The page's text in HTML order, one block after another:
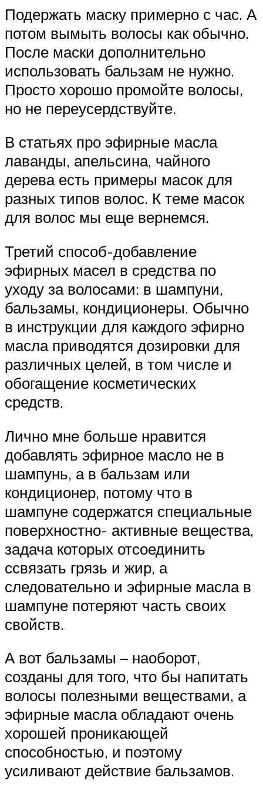
Подержать маску примерно с час. А
потом вымыть волосы как обычно.
После маски дополнительно
использовать бальзам не нужно.
Просто хорошо промойте волосы,
но не переусердствуйте.
В статьях про эфирные масла
лаванды, апельсина, чайного
дерева есть примеры масок для
разных типов волос. К теме масок
для волос мы еще вернемся.
Третий способ-добавление
эфирных масел в средства по
уходу за волосами: в шампуни,
бальзамы, кондиционеры. Обычно
в инструкции для каждого эфирно
масла приводятся дозировки для
различных целей, в том числе и
обогащение косметических
средств.
Лично мне больше нравится
добавлять эфирное масло не в
шампунь, а в бальзам или
кондиционер, потому что в
шампуне содержатся специальные
поверхностно- активные вещества,
задача которых отсоединить
ссвязать грязь и жир, а
следовательно и эфирные масла в
шампуне потеряют часть своих
свойств.
А вот бальзамы – наоборот,
созданы для того, что бы напитать
волосы полезными веществами, а
эфирные масла обладают очень
хорошей проникающей
способностью, и поэтому
усиливают действие бальзамов.